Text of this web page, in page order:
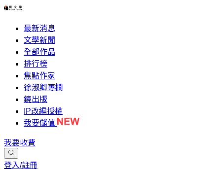
最新消息
文學新聞
全部作品
排行榜
焦點作家
徐淑卿專欄
鏡出版
IP改編授權
我要儲值
我要收費
登入/註冊